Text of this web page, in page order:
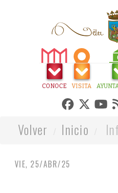
CONOCE VISITA
Volver Inicio
VIE, 25/ABR/25